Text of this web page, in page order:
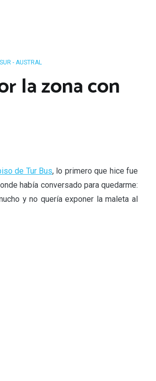
- AUSTRAL
la zona con
de Tur Bus, lo primero que hice fue
había conversado para quedarme:
y no quería exponer la maleta al